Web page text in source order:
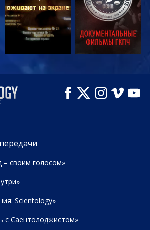
СМОТРЕТЬ
СМОТРЕТЬ
ПЕРЕДАЧИ
– своим голосом»
Scientology»
с Саентолоджистом»